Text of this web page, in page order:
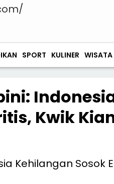
SPORT KULINER WISATA
Kwik